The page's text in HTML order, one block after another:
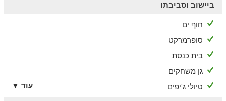
ביישוב וסביבתו
חוף ים
סופרמרקט
בית כנסת
גן משחקים
טיולי ג'יפים
עוד ▼